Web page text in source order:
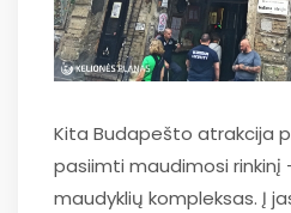
Kita Budapešto atrakcija
pasiimti maudimosi rinkinį
maudyklių kompleksas. Į